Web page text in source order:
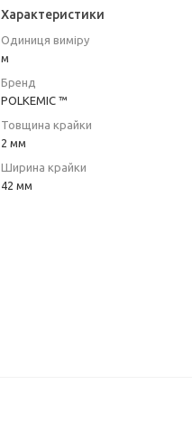
Характеристики
Одиниця виміру
м
Бренд
POLKEMIC ™
Товщина крайки
2 мм
Ширина крайки
42 мм